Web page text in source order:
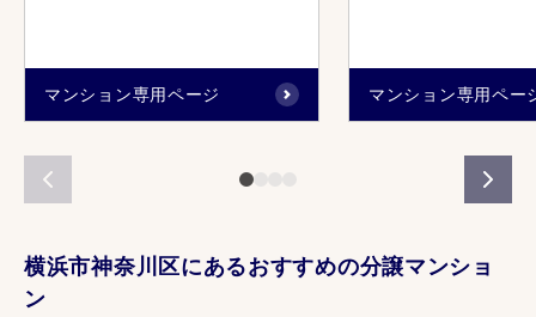
マンション専用ページ マンション専用ペー
横浜市神奈川区にあるおすすめの分譲マンショ
ン